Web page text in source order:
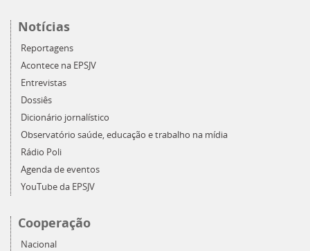
Notícias
Reportagens
Acontece na EPSJV
Entrevistas
Dossiês
Dicionário jornalístico
Observatório saúde, educação e trabalho na mídia
Rádio Poli
Agenda de eventos
YouTube da EPSJV
Cooperação
Nacional